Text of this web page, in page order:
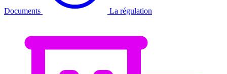
Documents La régulation